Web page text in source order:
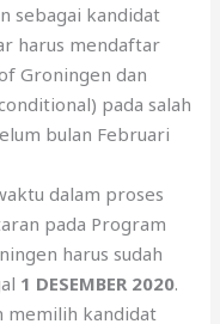
sebagai kandidat
harus mendaftar
Groningen dan
pada salah
bulan Februari
dalam proses
pada Program
harus sudah
1 DESEMBER 2020.
memilih kandidat